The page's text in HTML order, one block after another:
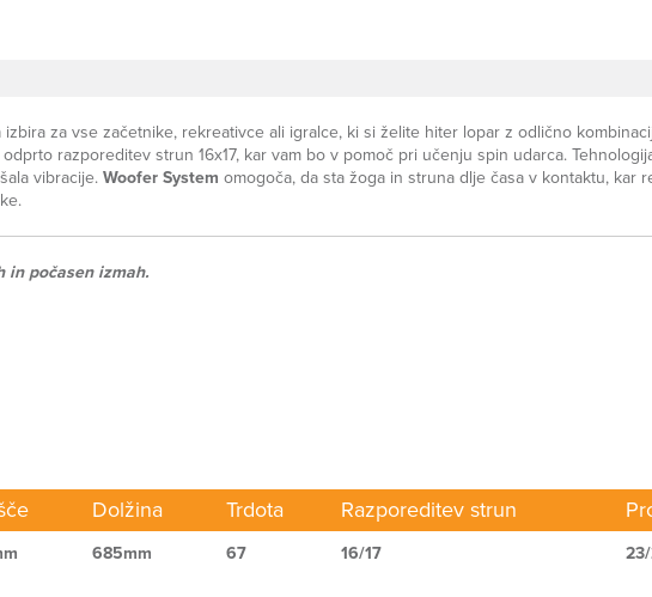
izbira za vse začetnike, rekreativce ali igralce, ki si želite hiter lopar z odlično
razporeditev strun 16x17, kar vam bo v pomoč pri učenju spin udarca.
vibracije. Woofer System omogoča, da sta žoga in struna dlje časa v kontaktu, kar
in počasen izmah.
Dolžina Trdota Razporeditev strun
685mm 67 16/17